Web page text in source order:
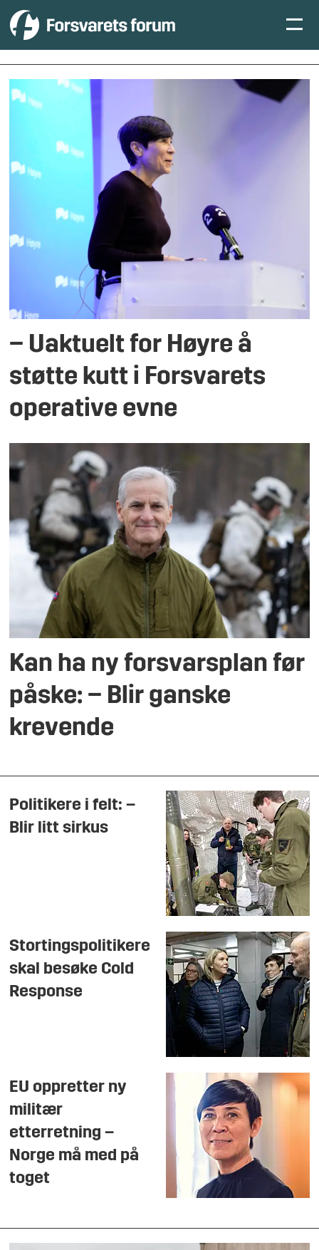
Tag:
ine
eriksen
søreide
– Uaktuelt for Høyre å
støtte kutt i Forsvarets
operative evne
Kan ha ny forsvarsplan før
påske: – Blir ganske
krevende
Politikere i felt: –
Blir litt sirkus
Stortingspolitikere
skal besøke Cold
Response
EU oppretter ny
militær
etterretning –
Norge må med på
toget